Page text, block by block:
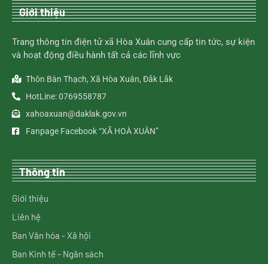
Giới thiệu
Trang thông tin điện tử xã Hòa Xuân cung cấp tin tức, sự kiện
và hoạt động điều hành tất cả các lĩnh vực
Thôn Bàn Thạch, Xã Hòa Xuân, Đắk Lắk
HotLine: 0769558787
xahoaxuan@daklak.gov.vn
Fanpage Facebook “XÃ HOÀ XUÂN”
Thông tin
Giới thiệu
Liên hệ
Ban Văn hóa - Xã hội
Ban Kinh tế - Ngân sách